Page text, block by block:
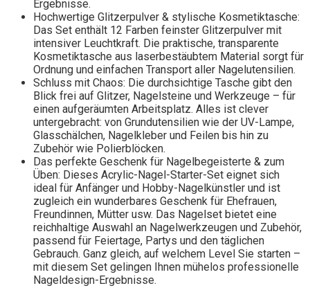
Ergebnisse.
Hochwertige Glitzerpulver & stylische Kosmetiktasche:
Das Set enthält 12 Farben feinster Glitzerpulver mit
intensiver Leuchtkraft. Die praktische, transparente
Kosmetiktasche aus laserbestäubtem Material sorgt für
Ordnung und einfachen Transport aller Nagelutensilien.
Schluss mit Chaos: Die durchsichtige Tasche gibt den
Blick frei auf Glitzer, Nagelsteine und Werkzeuge – für
einen aufgeräumten Arbeitsplatz. Alles ist clever
untergebracht: von Grundutensilien wie der UV-Lampe,
Glasschälchen, Nagelkleber und Feilen bis hin zu
Zubehör wie Polierblöcken.
Das perfekte Geschenk für Nagelbegeisterte & zum
Üben: Dieses Acrylic-Nagel-Starter-Set eignet sich
ideal für Anfänger und Hobby-Nagelkünstler und ist
zugleich ein wunderbares Geschenk für Ehefrauen,
Freundinnen, Mütter usw. Das Nagelset bietet eine
reichhaltige Auswahl an Nagelwerkzeugen und Zubehör,
passend für Feiertage, Partys und den täglichen
Gebrauch. Ganz gleich, auf welchem Level Sie starten –
mit diesem Set gelingen Ihnen mühelos professionelle
Nageldesign-Ergebnisse.